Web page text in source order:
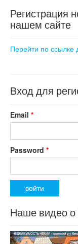
раздел: частные
виллы
номер объекта:
Регистрация
нашем сайте
Перейти по ссылке
Вход для
Email *
Password *
Наше видео о